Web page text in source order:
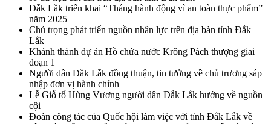
Đắk Lắk triển khai “Tháng hành động vì an toàn thực phẩm”
năm 2025
Chú trọng phát triển nguồn nhân lực trên địa bàn tỉnh Đắk
Lắk
Khánh thành dự án Hồ chứa nước Krông Pách thượng giai
đoạn 1
Người dân Đắk Lắk đồng thuận, tin tưởng về chủ trương sáp
nhập đơn vị hành chính
Lễ Giỗ tổ Hùng Vương người dân Đắk Lắk hướng về nguồn
cội
Đoàn công tác của Quốc hội làm việc với tỉnh Đắk Lắk về